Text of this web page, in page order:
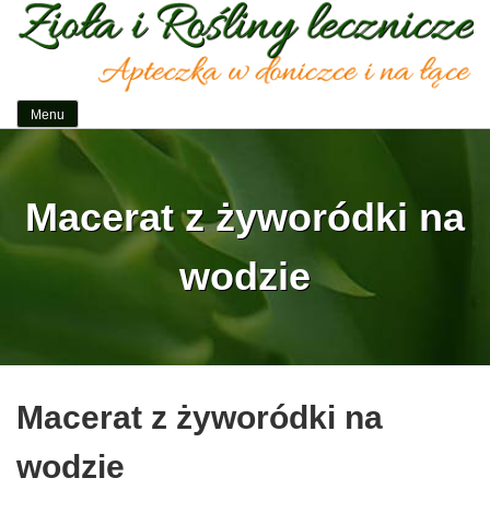
Zioła i rośliny lecznicze
Apteczka w doniczce i na łące
Menu
Macerat z żyworódki na
wodzie
Macerat z żyworódki na
wodzie